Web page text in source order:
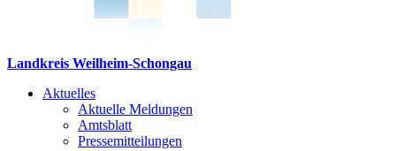
Landkreis Weilheim-Schongau
Aktuelles
Aktuelle Meldungen
Amtsblatt
Pressemitteilungen